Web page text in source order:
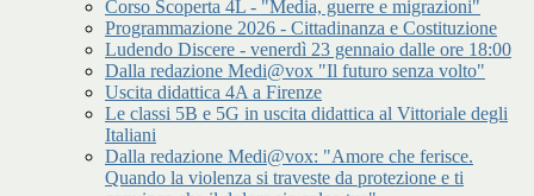
Corso Scoperta 4L - "Media, guerre e migrazioni"
Programmazione 2026 - Cittadinanza e Costituzione
Ludendo Discere - venerdì 23 gennaio dalle ore 18:00
Dalla redazione Medi@vox "Il futuro senza volto"
Uscita didattica 4A a Firenze
Le classi 5B e 5G in uscita didattica al Vittoriale degli
Italiani
Dalla redazione Medi@vox: "Amore che ferisce.
Quando la violenza si traveste da protezione e ti